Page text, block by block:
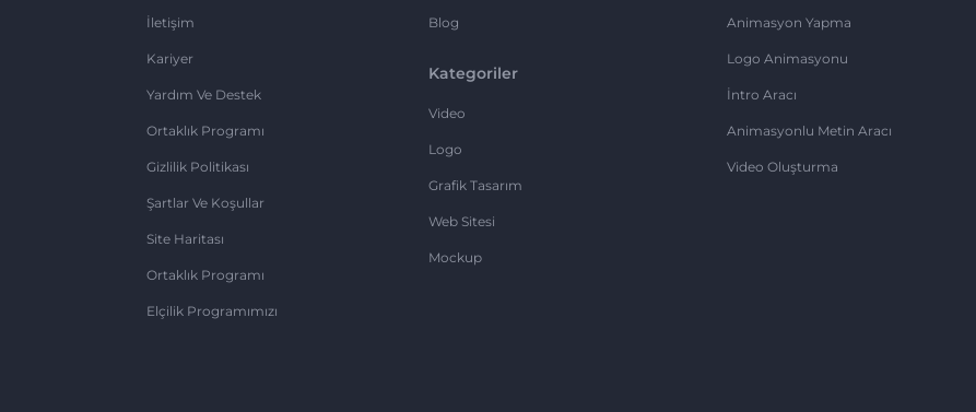
İletişim
Kariyer
Yardım Ve Destek
Ortaklık Programı
Gizlilik Politikası
Şartlar Ve Koşullar
Site Haritası
Ortaklık Programı
Elçilik Programımızı
Blog
Kategoriler
Video
Logo
Grafik Tasarım
Web Sitesi
Mockup
Animasyon Yapma
Logo Animasyonu
İntro Aracı
Animasyonlu Metin Aracı
Video Oluşturma